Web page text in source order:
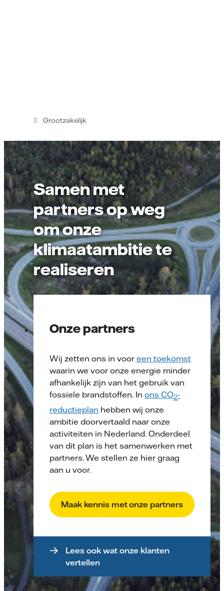
Grootzakelijk
Samen met
partners op weg
om onze
klimaatambitie te
realiseren
Onze partners
Wij zetten ons in voor een toekomst
waarin we voor onze energie minder
afhankelijk zijn van het gebruik van
fossiele brandstoffen. In ons CO2-
reductieplan hebben wij onze
ambitie doorvertaald naar onze
activiteiten in Nederland. Onderdeel
van dit plan is het samenwerken met
partners. We stellen ze hier graag
aan u voor.
Maak kennis met onze partners
Lees ook wat onze klanten
vertellen